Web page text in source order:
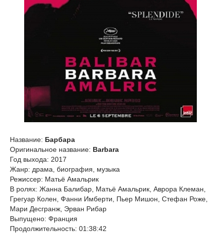
Название: Барбара
Оригинальное название: Barbara
Год выхода: 2017
Жанр: драма, биография, музыка
Режиссер: Матьё Амальрик
В ролях: Жанна Балибар, Матьё Амальрик, Аврора Клеман,
Грегуар Колен, Фанни Имберти, Пьер Мишон, Стефан Роже,
Мари Десгранж, Эрван Рибар
Выпущено: Франция
Продолжительность: 01:38:42